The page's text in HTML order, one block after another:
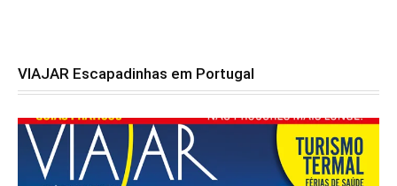
VIAJAR Escapadinhas em Portugal